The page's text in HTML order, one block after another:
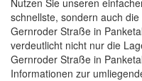
schnellste, sondern auch
Gernroder Straße in
verdeutlicht nicht nur die
Gernroder Straße in
Informationen zur